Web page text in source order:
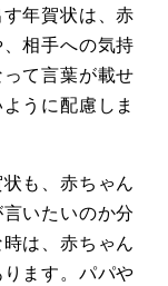
年賀状は、赤
相手への気持
て言葉が載せ
うに配慮しま
も、赤ちゃん
いたいのか分
は、赤ちゃん
ます。パパや